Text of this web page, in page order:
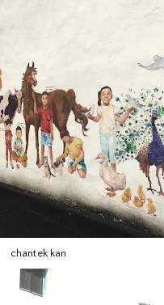
chantek kan